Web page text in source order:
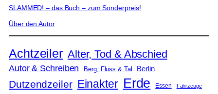
SLAMMED! – das Buch – zum Sonderpreis!
Über den Autor
Achtzeiler Alter, Tod & Abschied
Autor & Schreiben Berg, Fluss & Tal Berlin
Dutzendzeiler Einakter Erde Essen Fahrzeuge